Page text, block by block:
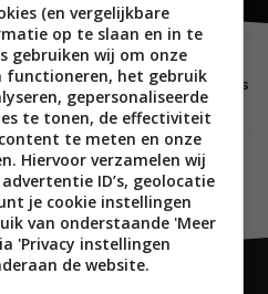
2020
& Wilkins PI3 – Draadloze oortjes
(en vergelijkbare
op te slaan en in te
gebruiken wij om onze
functioneren, het gebruik
gepersonaliseerde
te tonen, de effectiviteit
te meten en onze
Hiervoor verzamelen wij
ID’s, geolocatie
je cookie instellingen
van onderstaande 'Meer
'Privacy instellingen
de website.